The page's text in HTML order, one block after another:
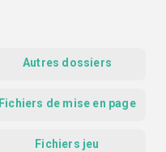
Autres dossiers
Fichiers de mise en page
Fichiers jeu